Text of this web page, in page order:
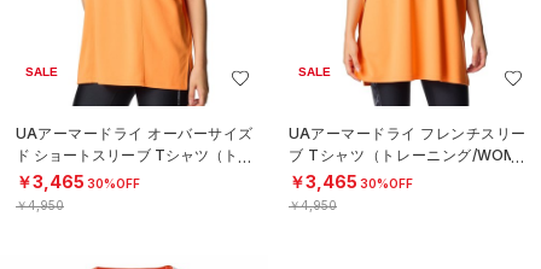
SALE
UAアーマードライ オーバーサイズ
ド ショートスリーブ Tシャツ（トレ
ーニング/WOMEN）
￥3,465 30%OFF
￥4,950
SALE
UAアーマードライ フレンチスリー
ブ Tシャツ（トレーニング/WOME
N）
￥3,465 30%OFF
￥4,950